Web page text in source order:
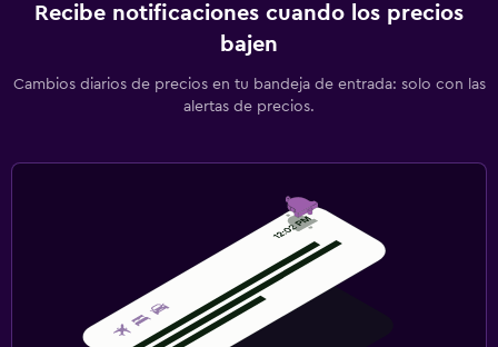
Recibe notificaciones cuando los precios
bajen
Cambios diarios de precios en tu bandeja de entrada: solo con las
alertas de precios.